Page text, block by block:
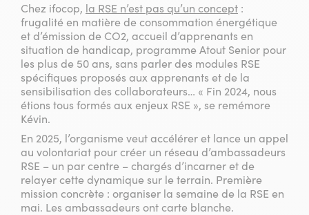
Chez ifocop, la RSE n’est pas qu’un concept :
frugalité en matière de consommation énergétique
et d’émission de CO2, accueil d’apprenants en
situation de handicap, programme Atout Senior pour
les plus de 50 ans, sans parler des modules RSE
spécifiques proposés aux apprenants et de la
sensibilisation des collaborateurs… « Fin 2024, nous
étions tous formés aux enjeux RSE », se remémore
Kévin.
En 2025, l’organisme veut accélérer et lance un appel
au volontariat pour créer un réseau d’ambassadeurs
RSE – un par centre – chargés d’incarner et de
relayer cette dynamique sur le terrain. Première
mission concrète : organiser la semaine de la RSE en
mai. Les ambassadeurs ont carte blanche.